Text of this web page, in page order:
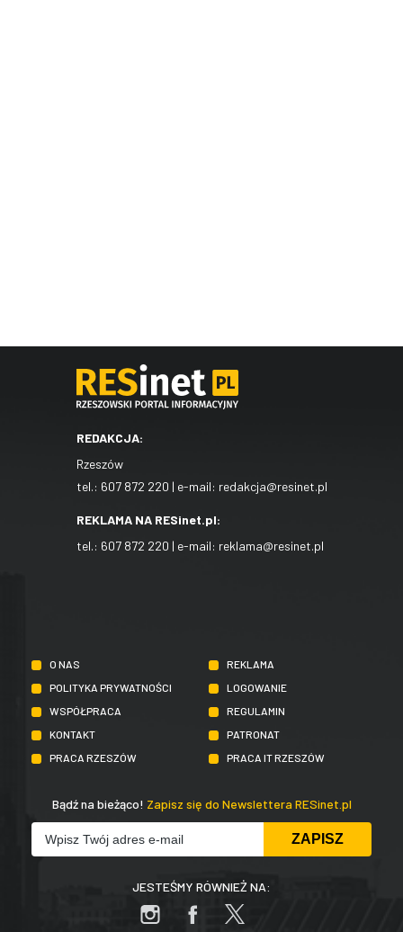
REDAKCJA:
Rzeszów
tel.: 607 872 220 | e-mail: redakcja@resinet.pl
REKLAMA NA RESinet.pl:
tel.: 607 872 220 | e-mail: reklama@resinet.pl
O NAS
REKLAMA
POLITYKA PRYWATNOŚCI
LOGOWANIE
WSPÓŁPRACA
REGULAMIN
KONTAKT
PATRONAT
PRACA RZESZÓW
PRACA IT RZESZÓW
Bądź na bieżąco! Zapisz się do Newslettera RESinet.pl
JESTEŚMY RÓWNIEŻ NA: